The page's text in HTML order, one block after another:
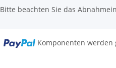
x
Bitte beachten Sie das
Komponenten werden